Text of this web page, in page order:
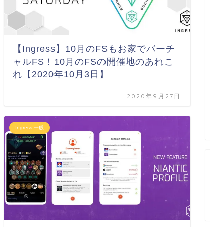
【Ingress】10月のFSもお家でバーチ
ャルFS！10月のFSの開催地のあれこ
れ【2020年10月3日】
2020年9月27日
Ingress 一般